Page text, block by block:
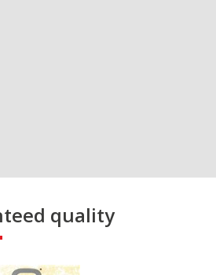
quality